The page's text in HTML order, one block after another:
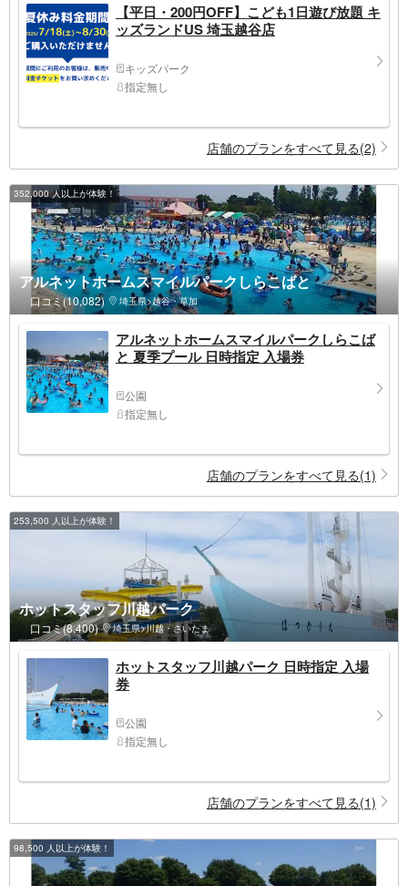
【平日・200円OFF】こども1日遊び放題 キ
ッズランドUS 埼玉越谷店
キッズパーク
指定無し
店舗のプランをすべて見る(2)
352,000 人以上が体験！
アルネットホームスマイルパークしらこばと
口コミ(10,082) 埼玉県>越谷・草加
アルネットホームスマイルパークしらこば
と 夏季プール 日時指定 入場券
公園
指定無し
店舗のプランをすべて見る(1)
253,500 人以上が体験！
ホットスタッフ川越パーク
口コミ(8,400) 埼玉県>川越・さいたま
ホットスタッフ川越パーク 日時指定 入場
券
公園
指定無し
店舗のプランをすべて見る(1)
98,500 人以上が体験！